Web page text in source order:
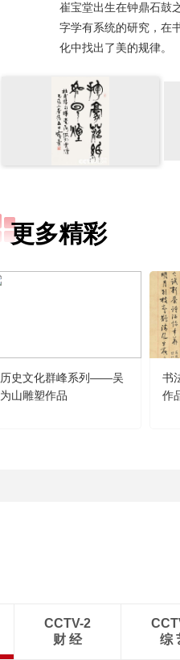
崔宝堂出生在钟鼎石鼓
字学有系统的研究，在
化中找出了美的规律。
更多精彩
历史文化群峰系列——吴
为山雕塑作品
书
作
CCTV-2
财 经
综